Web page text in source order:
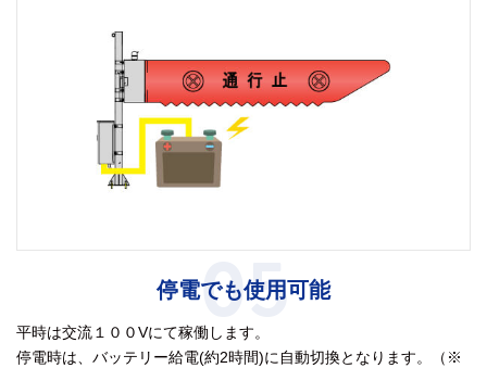
05
停電でも使用可能
平時は交流１００Vにて稼働します。
停電時は、バッテリー給電(約2時間)に自動切換となります。（※